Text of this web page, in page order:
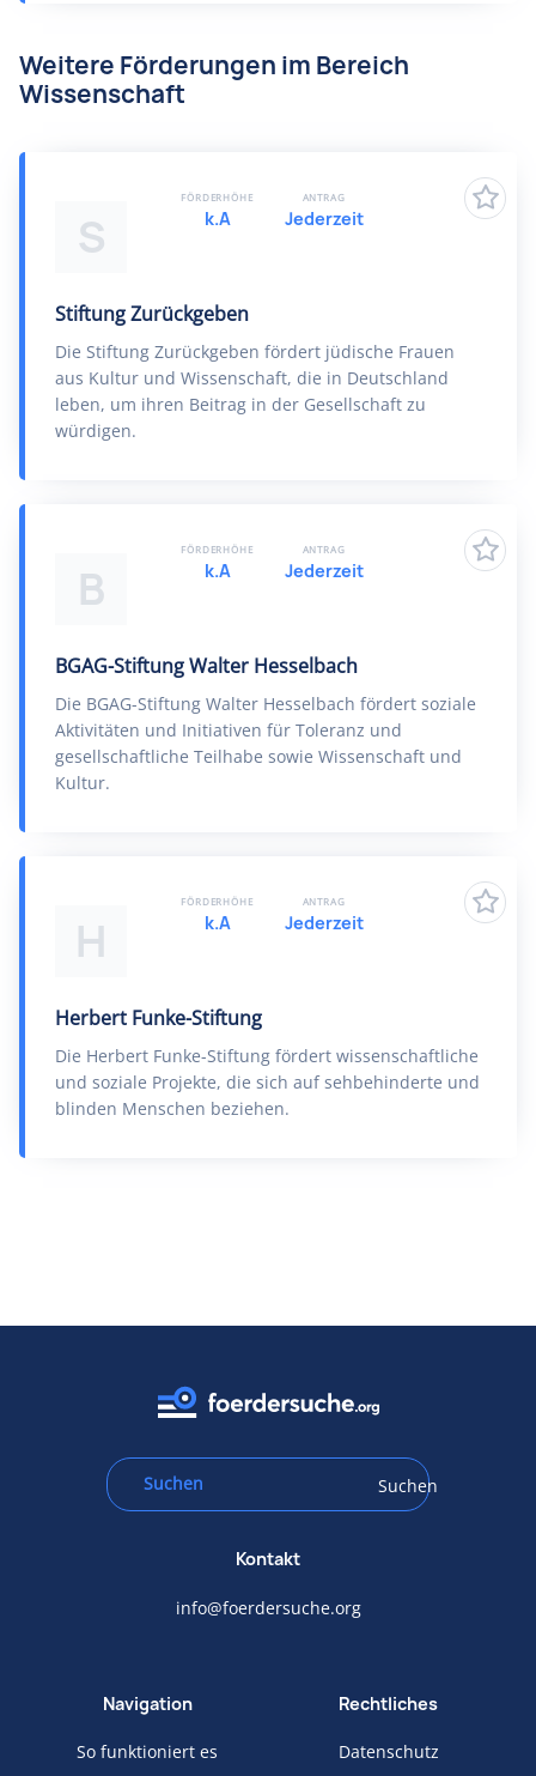
Weitere Förderungen im Bereich
Wissenschaft
S
Stiftung Zurückgeben
Die Stiftung Zurückgeben fördert jüdische Frauen
aus Kultur und Wissenschaft, die in Deutschland
leben, um ihren Beitrag in der Gesellschaft zu
würdigen.
FÖRDERHÖHE
k.A
ANTRAG
Jederzeit
B
BGAG-Stiftung Walter Hesselbach
Die BGAG-Stiftung Walter Hesselbach fördert soziale
Aktivitäten und Initiativen für Toleranz und
gesellschaftliche Teilhabe sowie Wissenschaft und
Kultur.
FÖRDERHÖHE
k.A
ANTRAG
Jederzeit
H
Herbert Funke-Stiftung
Die Herbert Funke-Stiftung fördert wissenschaftliche
und soziale Projekte, die sich auf sehbehinderte und
blinden Menschen beziehen.
FÖRDERHÖHE
k.A
ANTRAG
Jederzeit
Suchen
Kontakt
info@foerdersuche.org
Navigation
So funktioniert es
Rechtliches
Datenschutz